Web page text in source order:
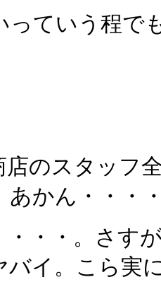
っていう程で
のスタッフ
あかん・・・
・・・。さす
バイ。こら実